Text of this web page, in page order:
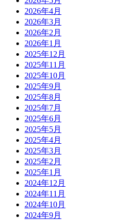
2026年4月
2026年3月
2026年2月
2026年1月
2025年12月
2025年11月
2025年10月
2025年9月
2025年8月
2025年7月
2025年6月
2025年5月
2025年4月
2025年3月
2025年2月
2025年1月
2024年12月
2024年11月
2024年10月
2024年9月